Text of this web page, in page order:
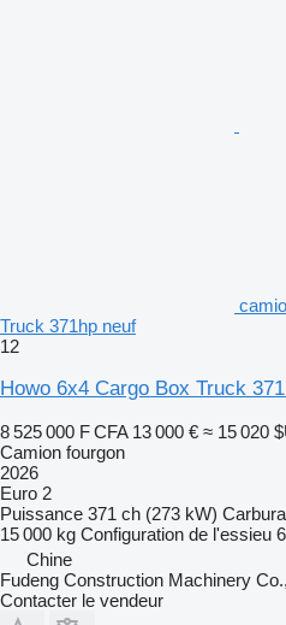
Truck 371hp neuf
12
Howo 6x4 Cargo Box Truck
8 525 000 F CFA 13 000 € ≈ 15 020
Camion fourgon
2026
Euro 2
Puissance 371 ch (273 kW)
15 000 kg Configuration de l'essieu
Chine
Fudeng Construction Machinery
Contacter le vendeur